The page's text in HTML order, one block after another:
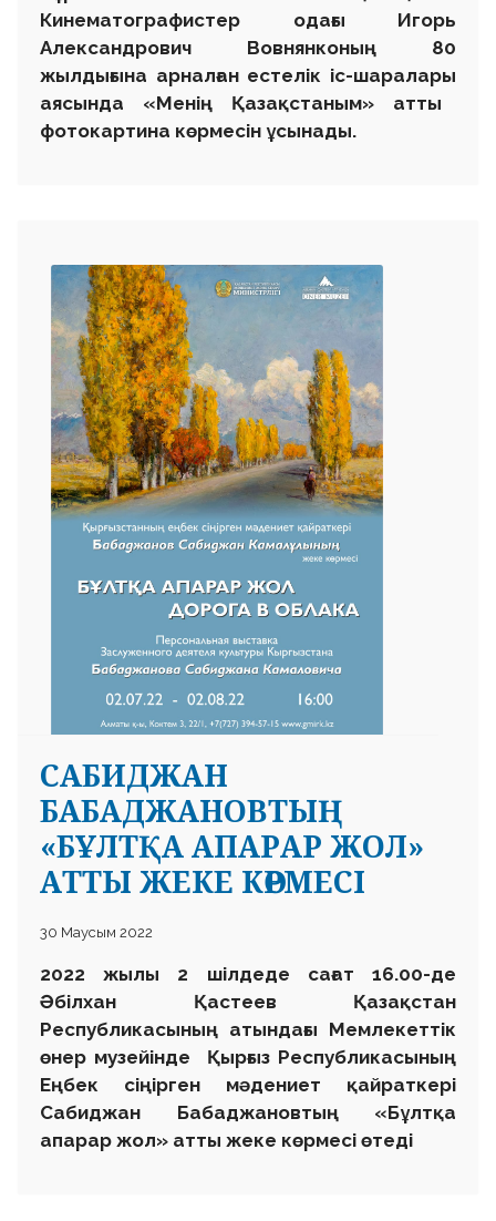
Кинематографистер одағы Игорь
Александрович Вовнянконың 80
жылдығына арналған естелік іс-шаралары
аясында «Менің Қазақстаным» атты
фотокартина көрмесін ұсынады.
САБИДЖАН
БАБАДЖАНОВТЫҢ
«БҰЛТҚА АПАРАР ЖОЛ»
АТТЫ ЖЕКЕ КӨРМЕСІ
30 Маусым 2022
2022 жылы 2 шілдеде сағат 16.00-де
Әбілхан Қастеев Қазақстан
Республикасының атындағы Мемлекеттік
өнер музейінде Қырғыз Республикасының
Еңбек сіңірген мәдениет қайраткері
Сабиджан Бабаджановтың «Бұлтқа
апарар жол» атты жеке көрмесі өтеді